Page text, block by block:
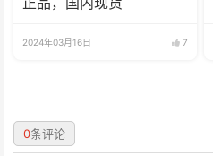
2024年03月16日 7
0条评论